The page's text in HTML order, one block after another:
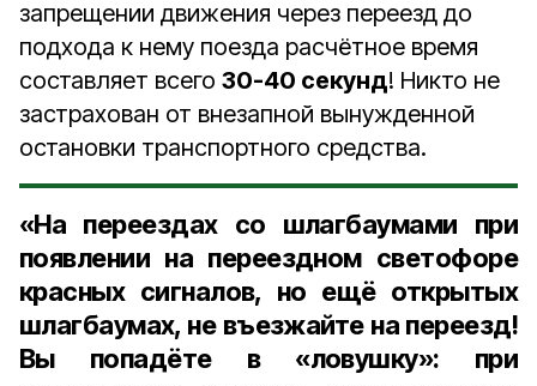
запрещении движения через переезд до
подхода к нему поезда расчётное время
составляет всего 30-40 секунд! Никто не
застрахован от внезапной вынужденной
остановки транспортного средства.
«На переездах со шлагбаумами при
появлении на переездном светофоре
красных сигналов, но ещё открытых
шлагбаумах, не въезжайте на переезд!
Вы попадёте в «ловушку»: при